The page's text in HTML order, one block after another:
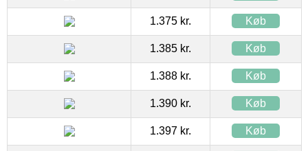
1.375 kr. Køb
1.385 kr. Køb
1.388 kr. Køb
1.390 kr. Køb
1.397 kr. Køb